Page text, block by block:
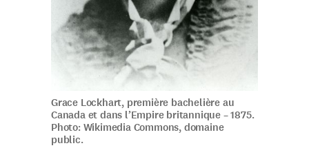
Grace Lockhart, première bachelière au
Canada et dans l’Empire britannique – 1875.
Photo: Wikimedia Commons, domaine
public.